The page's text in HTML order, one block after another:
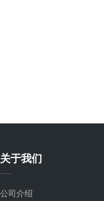
关于我们
公司介绍